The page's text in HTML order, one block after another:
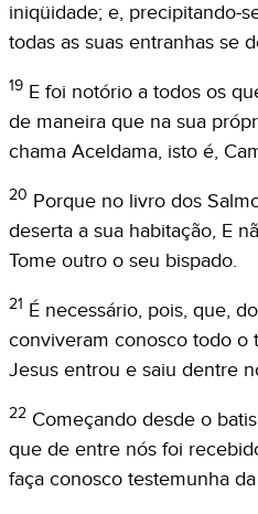
iniqüidade; e, precipitando-
todas as suas entranhas se
19 E foi notório a todos os
de maneira que na sua
chama Aceldama, isto é,
20 Porque no livro dos
deserta a sua habitação, E
Tome outro o seu bispado.
21 É necessário, pois, que,
conviveram conosco todo o
Jesus entrou e saiu dentre
22 Começando desde o
que de entre nós foi
faça conosco testemunha